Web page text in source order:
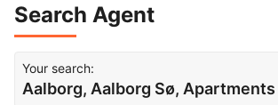
Search Agent
Your search:
Aalborg, Aalborg Sø, Apartments